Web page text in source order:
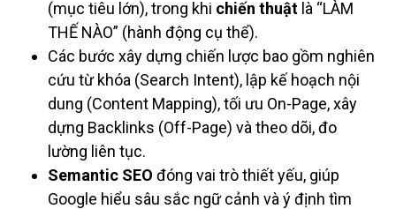
(mục tiêu lớn), trong khi chiến thuật là “LÀM
THẾ NÀO” (hành động cụ thể).
Các bước xây dựng chiến lược bao gồm nghiên
cứu từ khóa (Search Intent), lập kế hoạch nội
dung (Content Mapping), tối ưu On-Page, xây
dựng Backlinks (Off-Page) và theo dõi, đo
lường liên tục.
Semantic SEO đóng vai trò thiết yếu, giúp
Google hiểu sâu sắc ngữ cảnh và ý định tìm